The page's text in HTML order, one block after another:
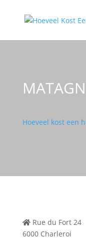
Hoeveel kost een
Rue du Fort 24
6000 Charleroi